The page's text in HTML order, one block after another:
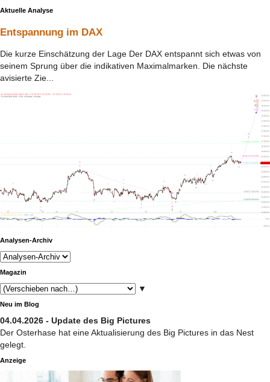
Aktuelle Analyse
Entspannung im DAX
Die kurze Einschätzung der Lage Der DAX entspannt sich etwas von
seinem Sprung über die indikativen Maximalmarken. Die nächste
avisierte Zie...
Analysen-Archiv
Magazin
▼
Neu im Blog
04.04.2026 - Update des Big Pictures
Der Osterhase hat eine Aktualisierung des Big Pictures in das Nest
gelegt.
Anzeige